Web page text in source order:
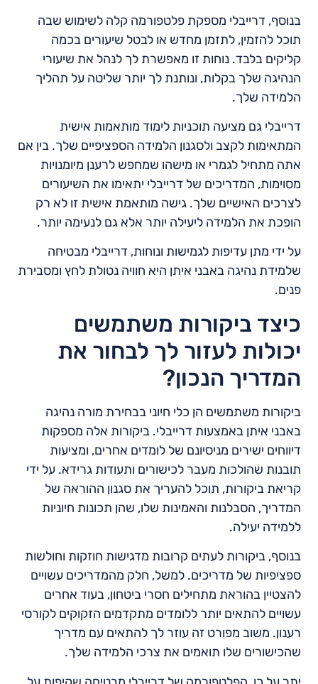
בנוסף, דרייבלי מספקת פלטפורמה קלה לשימוש שבה
תוכל להזמין, לתזמן מחדש או לבטל שיעורים בכמה
קליקים בלבד. נוחות זו מאפשרת לך לנהל את שיעורי
הנהיגה שלך בקלות, ונותנת לך יותר שליטה על תהליך
הלמידה שלך.
דרייבלי גם מציעה תוכניות לימוד מותאמות אישית
המתאימות לקצב ולסגנון הלמידה הספציפיים שלך. בין אם
אתה מתחיל לגמרי או מישהו שמחפש לרענן מיומנויות
מסוימות, המדריכים של דרייבלי יתאימו את השיעורים
לצרכים האישיים שלך. גישה מותאמת אישית זו לא רק
הופכת את הלמידה ליעילה יותר אלא גם לנעימה יותר.
על ידי מתן עדיפות לגמישות ונוחות, דרייבלי מבטיחה
שלמידת נהיגה באבני איתן היא חוויה נטולת לחץ ומסבירת
פנים.
כיצד ביקורות משתמשים
יכולות לעזור לך לבחור את
המדריך הנכון?
ביקורות משתמשים הן כלי חיוני בבחירת מורה נהיגה
באבני איתן באמצעות דרייבלי. ביקורות אלה מספקות
דיווחים ישירים מניסיונם של לומדים אחרים, ומציעות
תובנות שהולכות מעבר לכישורים ותעודות גרידא. על ידי
קריאת ביקורות, תוכל להעריך את סגנון ההוראה של
המדריך, הסבלנות והאמינות שלו, שהן תכונות חיוניות
ללמידה יעילה.
בנוסף, ביקורות לעתים קרובות מדגישות חוזקות וחולשות
ספציפיות של מדריכים. למשל, חלק מהמדריכים עשויים
להצטיין בהוראת מתחילים חסרי ביטחון, בעוד אחרים
עשויים להתאים יותר ללומדים מתקדמים הזקוקים לקורסי
רענון. משוב מפורט זה עוזר לך להתאים עם מדריך
שהכישורים שלו תואמים את צרכי הלמידה שלך.